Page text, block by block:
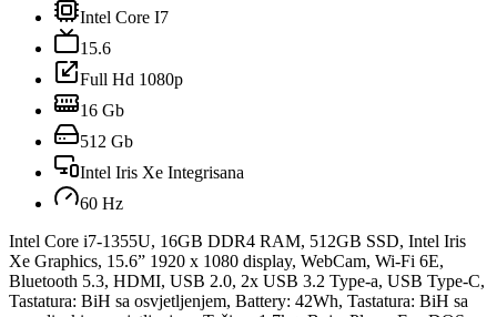
Intel Core I7
15.6
Full Hd 1080p
16 Gb
512 Gb
Intel Iris Xe Integrisana
60 Hz
Intel Core i7-1355U, 16GB DDR4 RAM, 512GB SSD, Intel Iris
Xe Graphics, 15.6” 1920 x 1080 display, WebCam, Wi-Fi 6E,
Bluetooth 5.3, HDMI, USB 2.0, 2x USB 3.2 Type-a, USB Type-C,
Tastatura: BiH sa osvjetljenjem, Battery: 42Wh, Tastatura: BiH sa